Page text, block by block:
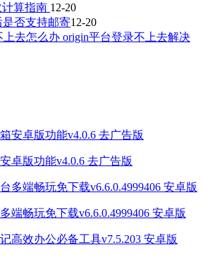
计算指南 12-20
否支持邮寄12-20
上去怎么办 origin平台登录不上去解决
卓版功能v4.0.6 去广告版
端畅玩免下载v6.6.0.4999406 安卓版